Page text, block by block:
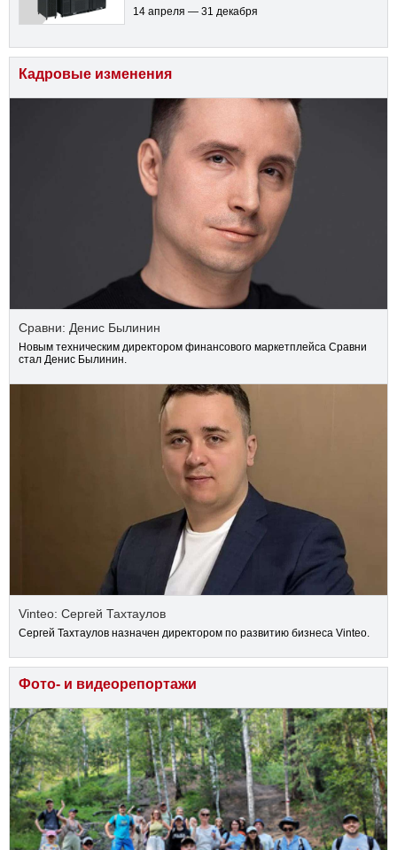
14 апреля — 31 декабря
Кадровые изменения
Сравни: Денис Былинин
Новым техническим директором финансового маркетплейса Сравни
стал Денис Былинин.
Vinteo: Сергей Тахтаулов
Сергей Тахтаулов назначен директором по развитию бизнеса Vinteo.
Фото- и видеорепортажи